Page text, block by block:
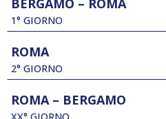
1° GIORNO
ROMA
2° GIORNO
ROMA – BERGAMO
XX° GIORNO